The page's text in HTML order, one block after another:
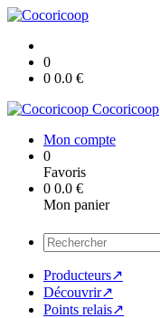
0
0 0.0 €
Cocoricoop
Mon compte
0
Favoris
0 0.0 €
Mon panier
Producteurs↗
Découvrir↗
Points relais↗